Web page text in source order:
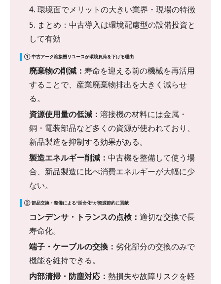
4. 環境面でメリットの大きい業界・現場の特徴
5. まとめ：中古導入は環境配慮型の設備投資と
して有効
① 中古アーク溶接機リユースが環境負荷を下げる理由
廃棄物の削減： 寿命を迎える前の機械を再活用
することで、産業廃棄物排出を大きく減らせ
る。
資源使用量の低減： 溶接機の材料には金属・
銅・電装部品など多くの資源が使われており、
新品製造を抑制する効果がある。
製造エネルギー削減： 中古機を整備して使う場
合、新品製造に比べ消費エネルギーが大幅に少
ない。
② 部品交換・整備による“延命化”が資源節約に貢献
コンデンサ・トランスの点検： 適切な交換で長
寿命化。
端子・ケーブルの交換： 劣化部分の交換のみで
機能を維持できる。
内部清掃・防塵対応： 熱損失や故障リスクを軽